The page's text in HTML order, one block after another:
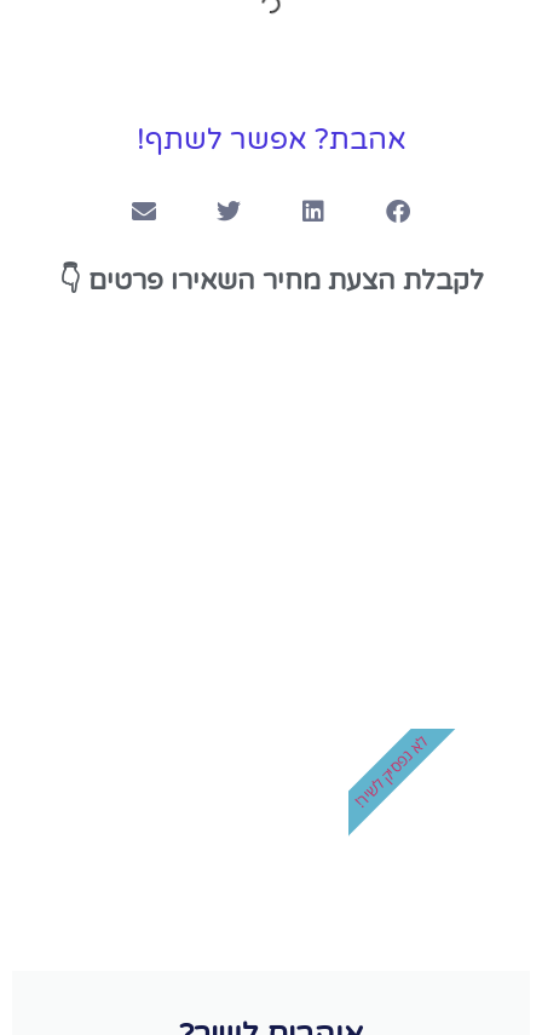
אהבת? אפשר לשתף!
לקבלת הצעת מחיר השאירו פרטים 👇
לא נפסיק לשיר!